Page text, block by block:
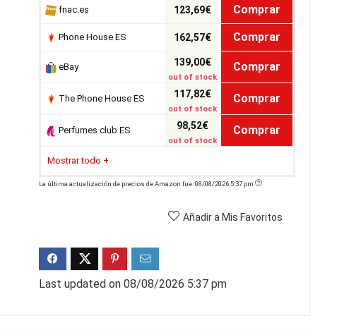
fnac.es 123,69€ Comprar
Phone House ES 162,57€ Comprar
eBay 139,00€
out of stock
Comprar
The Phone House ES 117,82€
out of stock
Comprar
Perfumes club ES 98,52€
out of stock
Comprar
Mostrar todo +
La última actualización de precios de Amazon fue: 08/08/2026 5:37 pm
Añadir a Mis Favoritos
Last updated on 08/08/2026 5:37 pm